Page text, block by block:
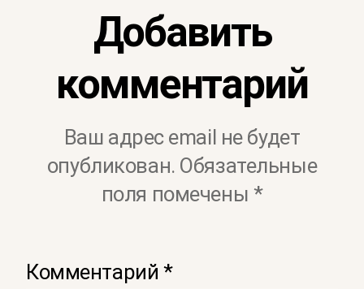
Добавить
комментарий
Ваш адрес email не будет
опубликован. Обязательные
поля помечены *
Комментарий *